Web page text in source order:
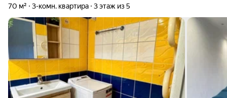
70 м² 3-комн. квартира 3 этаж из 5